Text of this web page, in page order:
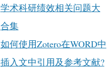
学术科研绩效相关问题大
合集
如何使用Zotero在WORD中
插入文中引用及参考文献?